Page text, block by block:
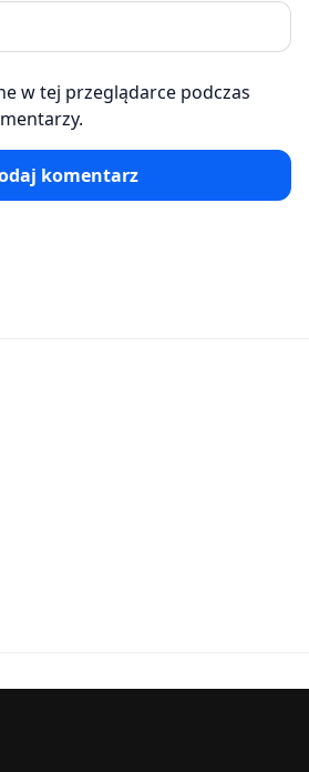
w tej przeglądarce podczas
komentarz